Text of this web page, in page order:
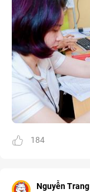
184
Nguyễn Trang